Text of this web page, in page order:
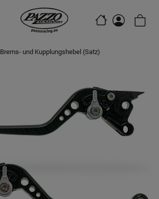
Brems- und Kupplungshebel (Satz)